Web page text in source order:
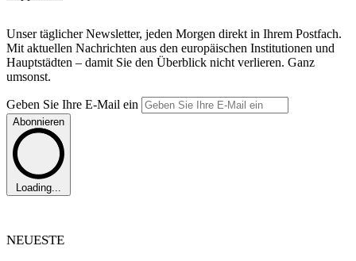
Unser täglicher Newsletter, jeden Morgen direkt in Ihrem Postfach.
Mit aktuellen Nachrichten aus den europäischen Institutionen und
Hauptstädten – damit Sie den Überblick nicht verlieren. Ganz
umsonst.
Geben Sie Ihre E-Mail ein
Abonnieren
Loading...
NEUESTE